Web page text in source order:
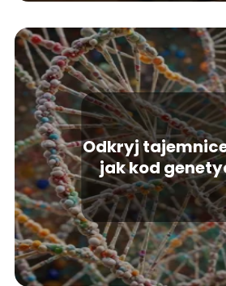
Odkryj tajemnice
jak kod
kieruje